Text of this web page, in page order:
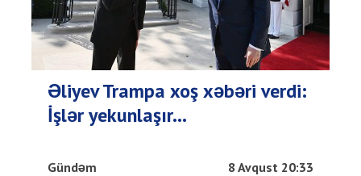
Əliyev Trampa xoş xəbəri verdi:
İşlər yekunlaşır...
Gündəm 8 Avqust 20:33